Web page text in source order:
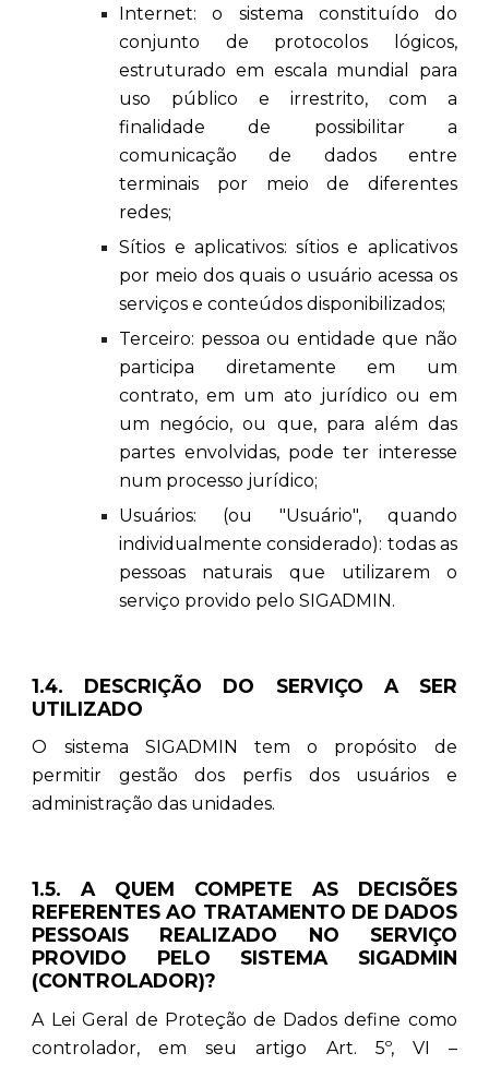
Internet: o sistema constituído do
conjunto de protocolos lógicos,
estruturado em escala mundial para
uso público e irrestrito, com a
finalidade de possibilitar a
comunicação de dados entre
terminais por meio de diferentes
redes;
Sítios e aplicativos: sítios e aplicativos
por meio dos quais o usuário acessa os
serviços e conteúdos disponibilizados;
Terceiro: pessoa ou entidade que não
participa diretamente em um
contrato, em um ato jurídico ou em
um negócio, ou que, para além das
partes envolvidas, pode ter interesse
num processo jurídico;
Usuários: (ou "Usuário", quando
individualmente considerado): todas as
pessoas naturais que utilizarem o
serviço provido pelo SIGADMIN.
1.4. DESCRIÇÃO DO SERVIÇO A SER
UTILIZADO
O sistema SIGADMIN tem o propósito de
permitir gestão dos perfis dos usuários e
administração das unidades.
1.5. A QUEM COMPETE AS DECISÕES
REFERENTES AO TRATAMENTO DE DADOS
PESSOAIS REALIZADO NO SERVIÇO
PROVIDO PELO SISTEMA SIGADMIN
(CONTROLADOR)?
A Lei Geral de Proteção de Dados define como
controlador, em seu artigo Art. 5º, VI –